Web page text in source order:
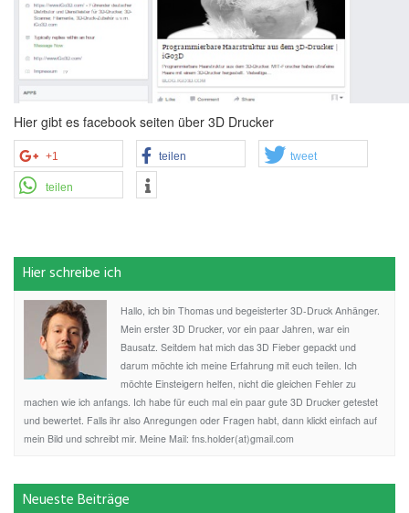
Hier gibt es facebook seiten über 3D Drucker
+1 teilen tweet
teilen
Hier schreibe ich
Hallo, ich bin Thomas und begeisterter 3D-Druck Anhänger.
Mein erster 3D Drucker, vor ein paar Jahren, war ein
Bausatz. Seitdem hat mich das 3D Fieber gepackt und
darum möchte ich meine Erfahrung mit euch teilen. Ich
möchte Einsteigern helfen, nicht die gleichen Fehler zu
machen wie ich anfangs. Ich habe für euch mal ein paar gute 3D Drucker getestet
und bewertet. Falls ihr also Anregungen oder Fragen habt, dann klickt einfach auf
mein Bild und schreibt mir. Meine Mail: fns.holder(at)gmail.com
Neueste Beiträge